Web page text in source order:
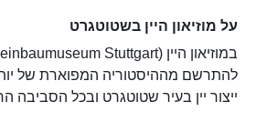
על מוזיאון היין בשטוטגרט
ייצור יין בעיר שטוטגרט ובכל הסביבה